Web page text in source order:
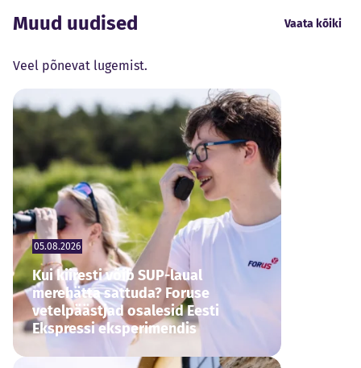
Muud uudised Vaata kõiki
Veel põnevat lugemist.
05.08.2026
Kui kiiresti võib SUP-laual
merehätta sattuda? Foruse
vetelpäästjad osalesid Eesti
Ekspressi eksperimendis